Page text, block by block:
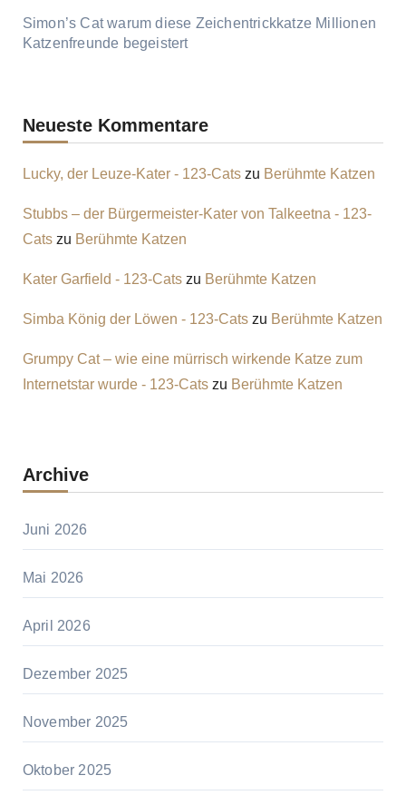
Simon’s Cat warum diese Zeichentrickkatze Millionen
Katzenfreunde begeistert
Neueste Kommentare
Lucky, der Leuze-Kater - 123-Catszu Berühmte Katzen
Stubbs – der Bürgermeister-Kater von Talkeetna - 123-
Catszu Berühmte Katzen
Kater Garfield - 123-Catszu Berühmte Katzen
Simba König der Löwen - 123-Catszu Berühmte Katzen
Grumpy Cat – wie eine mürrisch wirkende Katze zum
Internetstar wurde - 123-Catszu Berühmte Katzen
Archive
Juni 2026
Mai 2026
April 2026
Dezember 2025
November 2025
Oktober 2025